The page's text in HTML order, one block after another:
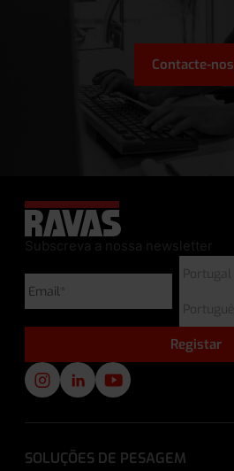
Contacte-nos
Subscreva a nossa newsletter
SOLUÇÕES DE PESAGEM